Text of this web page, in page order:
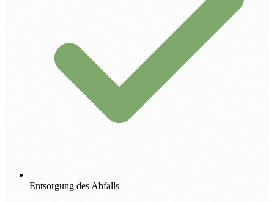
Entsorgung des Abfalls